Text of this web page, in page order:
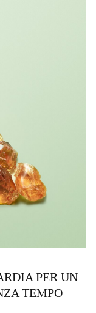
PER UN
TEMPO